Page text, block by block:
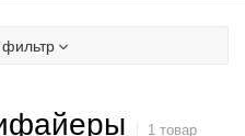
фильтр
1 товар